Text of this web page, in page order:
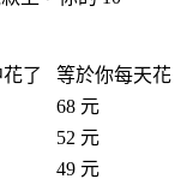
了
等於你每天花
68 元
52 元
49 元